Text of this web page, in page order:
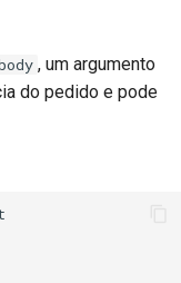
, um argumento
do pedido e pode